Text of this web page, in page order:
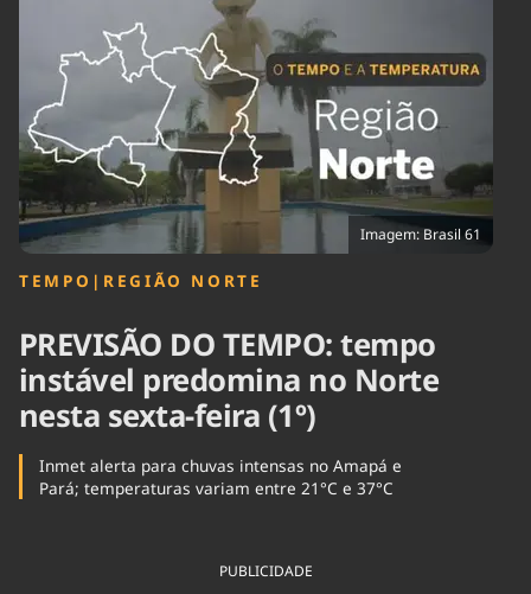
Brasil Mineral
Ciência &
Tecnologia
Cinema
Cultura
Economia
Educação
Infraestrutura
Internacional
Política
Saúde
Tempo
Imagem: Brasil 61
TEMPO | REGIÃO NORTE
PREVISÃO DO TEMPO: tempo
instável predomina no Norte
nesta sexta-feira (1º)
Inmet alerta para chuvas intensas no Amapá e
Pará; temperaturas variam entre 21°C e 37°C
PUBLICIDADE